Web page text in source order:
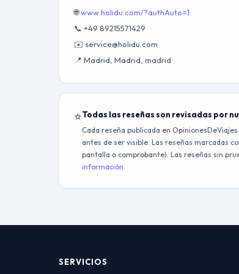
🌐www.holidu.com/?authAuto=1
📞 +49 89215571429
✉️ service@holidu.com
📍 Madrid, Madrid, madrid
⭐Todas las reseñas son revisadas por
Cada reseña publicada en
antes de ser visible. Las reseñas marcadas
pantalla o comprobante). Las reseñas sin
información
SERVICIOS